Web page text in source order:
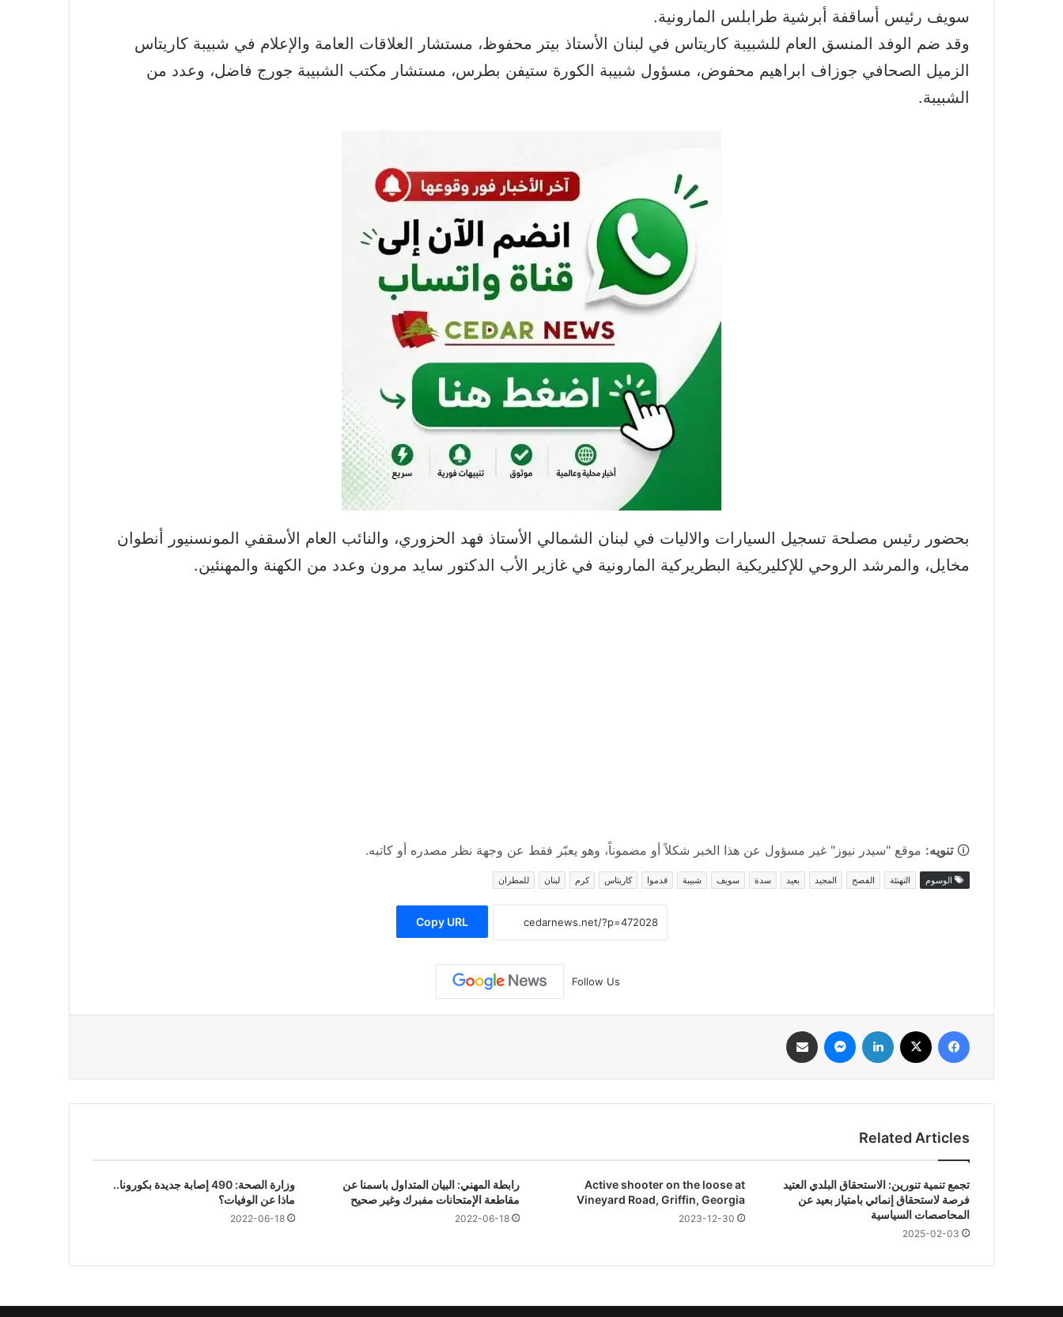
سويف رئيس أساقفة أبرشية طرابلس المارونية.
وقد ضم الوفد المنسق العام للشبيبة كاريتاس في لبنان الأستاذ بيتر محفوظ، مستشار العلاقات العامة والإعلام في شبيبة كاريتاس
الزميل الصحافي جوزاف ابراهيم محفوض، مسؤول شبيبة الكورة ستيفن بطرس، مستشار مكتب الشبيبة جورج فاضل، وعدد من
الشبيبة.
بحضور رئيس مصلحة تسجيل السيارات والاليات في لبنان الشمالي الأستاذ فهد الحزوري، والنائب العام الأسقفي المونسنيور أنطوان
مخايل، والمرشد الروحي للإكليريكية البطريركية المارونية في غازير الأب الدكتور سايد مرون وعدد من الكهنة والمهنئين.
🛈تنويه: موقع "سيدر نيوز" غير مسؤول عن هذا الخبر شكلاً أو مضموناً، وهو يعبّر فقط عن وجهة نظر مصدره أو كاتبه.
الوسوم التهنئة الفصح المجيد بعيد سدة سويف شبيبة قدموا كاريتاس كرم لبنان للمطران
Copy URL
Follow Us
فيسبوك لينكدإن ماسنجر
Related Articles
تجمع تنمية تنورين: الاستحقاق البلدي العتيد
فرصة لاستحقاق إنمائي بامتياز بعيد عن
المحاصصات السياسية
2025-02-03
Active shooter on the loose at
Vineyard Road, Griffin, Georgia
2023-12-30
رابطة المهني: البيان المتداول باسمنا عن
مقاطعة الإمتحانات مفبرك وغير صحيح
2022-06-18
وزارة الصحة: 490 إصابة جديدة بكورونا..
ماذا عن الوفيات؟
2022-06-18